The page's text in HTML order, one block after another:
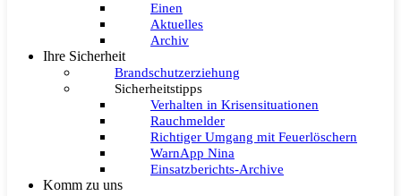
Einen
Aktuelles
Archiv
Ihre Sicherheit
Brandschutzerziehung
Sicherheitstipps
Verhalten in Krisensituationen
Rauchmelder
Richtiger Umgang mit Feuerlöschern
WarnApp Nina
Einsatzberichts-Archive
Komm zu uns